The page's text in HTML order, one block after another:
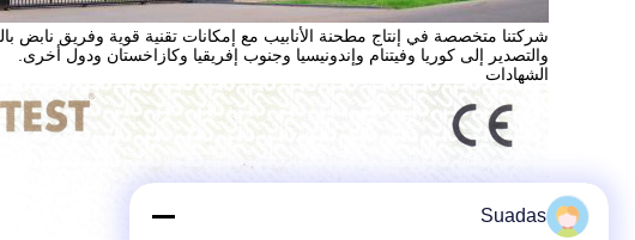
شركتنا متخصصة في إنتاج مطحنة الأنابيب مع إمكانات تقنية قوية وفريق نابض
والتصدير إلى كوريا وفيتنام وإندونيسيا وجنوب إفريقيا وكازاخستان ودول أخرى.
الشهادات
Suadas